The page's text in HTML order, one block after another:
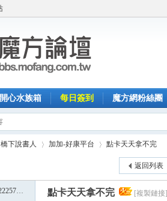
開心水族箱 每日簽到 魔方網粉絲團
橋下說書人 加加-好康平台
›
點卡天天拿不完
返回列表
點卡天天拿不完 [複製鏈接]